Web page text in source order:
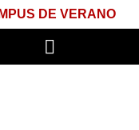
DE VERANO